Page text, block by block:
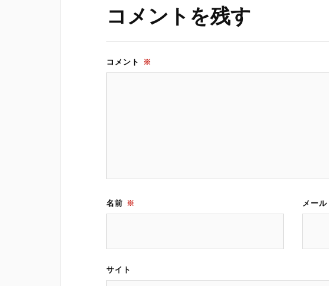
で
開
き
)
コメントを残す
コメント ※
名前 ※ メール
サイト